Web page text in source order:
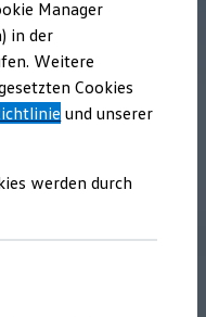
Manager
in der
Weitere
Cookies
und unserer
werden durch